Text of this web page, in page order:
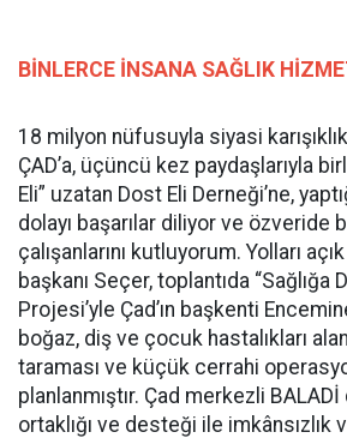
BİNLERCE İNSANA SAĞLIK
18 milyon nüfusuyla siyasi
ÇAD’a, üçüncü kez paydaşlarıyla
Eli” uzatan Dost Eli Derneği’ne,
dolayı başarılar diliyor ve özveride
çalışanlarını kutluyorum. Yolları
başkanı Seçer, toplantıda “Sağlığa
Projesi’yle Çad’ın başkenti
boğaz, diş ve çocuk hastalıkları
taraması ve küçük cerrahi
planlanmıştır. Çad merkezli
ortaklığı ve desteği ile imkânsızlık